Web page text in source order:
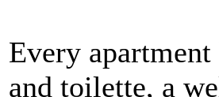
Every
and toilette, a